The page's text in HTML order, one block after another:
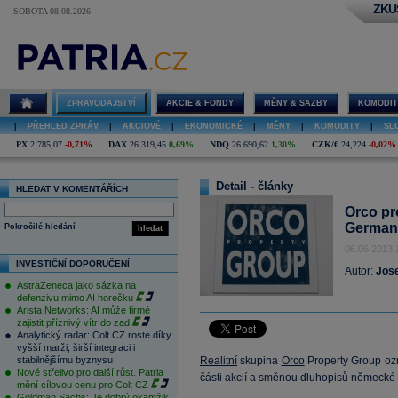
SOBOTA 08.08.2026
ZPRAVODAJSTVÍ AKCIE & FONDY MĚNY & SAZBY
PŘEHLED ZPRÁV AKCIOVÉ EKONOMICKÉ MĚNY KOMODITY
PX 2 785,07 -0,71% DAX 26 319,45 0,69% NDQ 26 690,62 1,30% CZK/€ 24,224 -0,02%
HLEDAT V KOMENTÁŘÍCH
hledat
Pokročilé hledání
INVESTIČNÍ DOPORUČENÍ
AstraZeneca jako sázka na
defenzivu mimo AI horečku
Arista Networks: AI může firmě
zajistit příznivý vítr do zad
Analytický radar: Colt CZ roste díky
vyšší marži, širší integraci i
stabilnějšímu byznysu
Nové střelivo pro další růst. Patria
mění cílovou cenu pro Colt CZ
Detail - články
Orco
06.06.2013
Autor:
Realitní skupina Orco Property Group
části akcií a směnou dluhopisů